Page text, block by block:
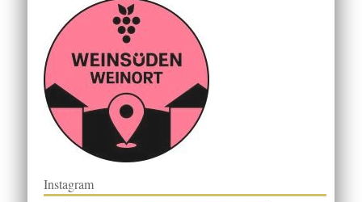
Instagram